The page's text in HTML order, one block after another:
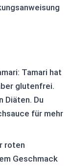
Tamari hat
glutenfrei.
Diäten. Du
für mehr
roten
Geschmack